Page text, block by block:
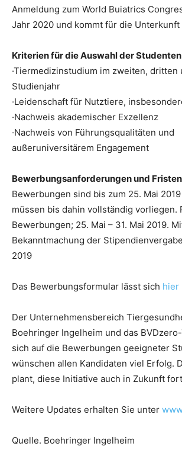
Anmeldung zum World Buiatrics
Jahr 2020 und kommt für die Unterkunft
Kriterien für die Auswahl der Studenten
·Tiermedizinstudium im zweiten, dritten
Studienjahr
·Leidenschaft für Nutztiere,
·Nachweis akademischer Exzellenz
·Nachweis von Führungsqualitäten und
außeruniversitärem Engagement
Bewerbungsanforderungen und Fristen
Bewerbungen sind bis zum 25. Mai
müssen bis dahin vollständig vorliegen.
Bewerbungen; 25. Mai – 31. Mai 2019.
Bekanntmachung der
2019
Das Bewerbungsformular lässt sich hier
Der Unternehmensbereich
Boehringer Ingelheim und das
sich auf die Bewerbungen geeigneter
wünschen allen Kandidaten viel Erfolg.
plant, diese Initiative auch in Zukunft
Weitere Updates erhalten Sie unter
Quelle. Boehringer Ingelheim